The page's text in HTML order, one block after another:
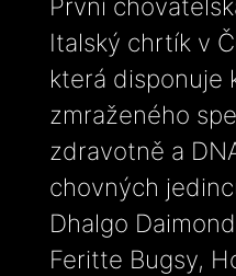
První
Italský chrtík v
která disponuje
zmraženého
zdravotně a
chovných
Dhalgo
Feritte Bugsy,